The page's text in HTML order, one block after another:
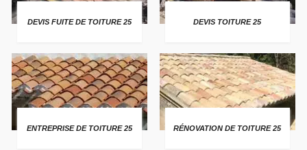
DEVIS FUITE DE TOITURE 25 DEVIS TOITURE 25
ENTREPRISE DE TOITURE 25 RÉNOVATION DE TOITURE 25